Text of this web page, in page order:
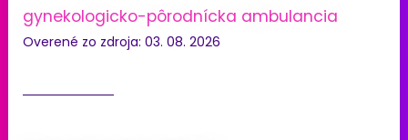
gynekologicko-pôrodnícka ambulancia
Overené zo zdroja: 03. 08. 2026